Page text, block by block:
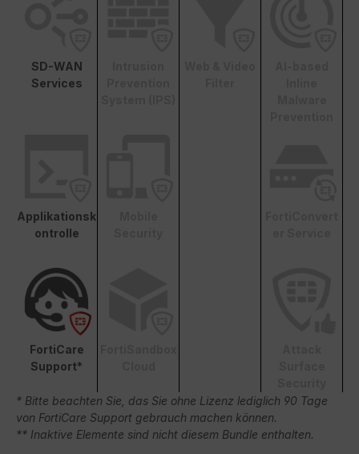
SD-WAN
Services
Applikationsk
ontrolle
FortiCare
Support*
* Bitte beachten Sie, das Sie ohne Lizenz lediglich 90 Tage
von FortiCare Support gebrauch machen können.
** Inaktive Elemente sind nicht diesem Bundle enthalten.